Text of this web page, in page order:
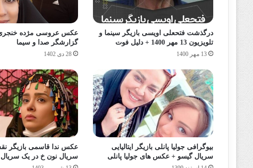
درگذشت فتحعلی اویسی بازیگر سینما و
تلویزیون 13 مهر 1400 + دلیل فوت
13 مهر 1400
عکس عروسی مژده
گزارشگر صدا و سیما
28 دی 1402
بیوگرافی جولیا پانلی بازیگر ایتالیایی
سریال گیسو + عکس های جولیا پانلی
عکس ندا قاسمی بازیگر
سریال نون خ در یک سریال